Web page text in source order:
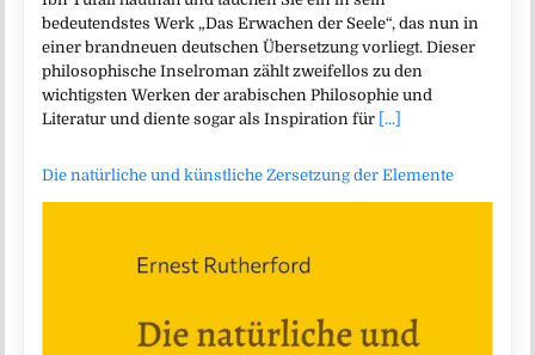
bedeutendstes Werk „Das Erwachen der Seele“, das nun in
einer brandneuen deutschen Übersetzung vorliegt. Dieser
philosophische Inselroman zählt zweifellos zu den
wichtigsten Werken der arabischen Philosophie und
Literatur und diente sogar als Inspiration für [...]
Die natürliche und künstliche Zersetzung der Elemente